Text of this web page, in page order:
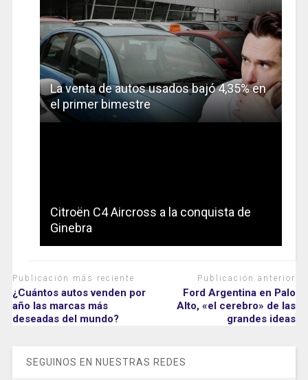
La venta de autos usados bajó 4,35% en
el primer bimestre
Citroën C4 Aircross a la conquista de
Ginebra
Publicación más reciente
¿Cuántos autos venden por
año las marcas más
deseadas del mundo?
Publicación anterior
Ford Argentina en Palo
Alto, «el cerebro» de las
grandes ideas
SEGUINOS EN NUESTRAS REDES